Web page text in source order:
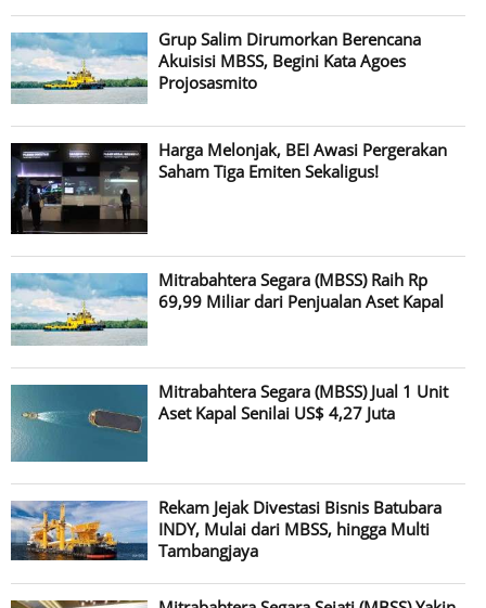
Grup Salim Dirumorkan Berencana
Akuisisi MBSS, Begini Kata Agoes
Projosasmito
Harga Melonjak, BEI Awasi Pergerakan
Saham Tiga Emiten Sekaligus!
Mitrabahtera Segara (MBSS) Raih Rp
69,99 Miliar dari Penjualan Aset Kapal
Mitrabahtera Segara (MBSS) Jual 1 Unit
Aset Kapal Senilai US$ 4,27 Juta
Rekam Jejak Divestasi Bisnis Batubara
INDY, Mulai dari MBSS, hingga Multi
Tambangjaya